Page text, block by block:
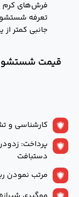
تعرفه
جانبی كمتر
قیمت شستشو
کارشناسی و
پرداخت:
دستبافت
مرتب نمودن